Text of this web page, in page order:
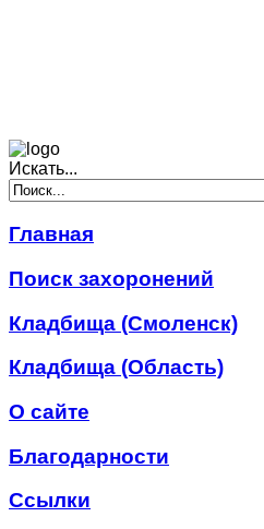
Искать...
Главная
Поиск захоронений
Кладбища (Смоленск)
Кладбища (Область)
О сайте
Благодарности
Ссылки